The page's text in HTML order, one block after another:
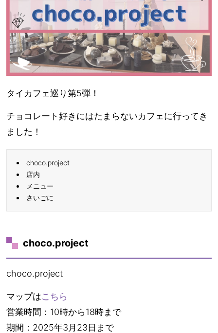
タイカフェ巡り第5弾！
チョコレート好きにはたまらないカフェに行ってき
ました！
choco.project
店内
メニュー
さいごに
choco.project
choco.project
マップはこちら
営業時間：10時から18時まで
期間：2025年3月23日まで